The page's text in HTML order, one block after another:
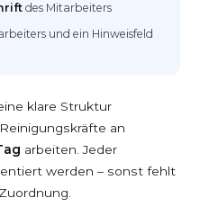
des Mitarbeiters
und ein Hinweisfeld
klare Struktur
an
arbeiten. Jeder
werden – sonst fehlt